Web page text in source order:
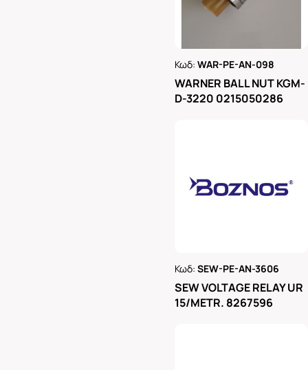
Κωδ:WAR-PE-AN-098
WARNER BALL NUT KGM-
D-3220 0215050286
Κωδ:SEW-PE-AN-3606
SEW VOLTAGE RELAY UR
15/METR. 8267596